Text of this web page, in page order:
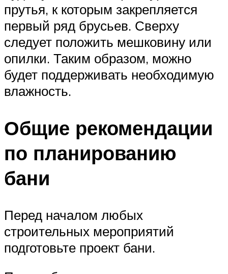
прутья, к которым закрепляется
первый ряд брусьев. Сверху
следует положить мешковину или
опилки. Таким образом, можно
будет поддерживать необходимую
влажность.
Общие рекомендации
по планированию
бани
Перед началом любых
строительных мероприятий
подготовьте проект бани.